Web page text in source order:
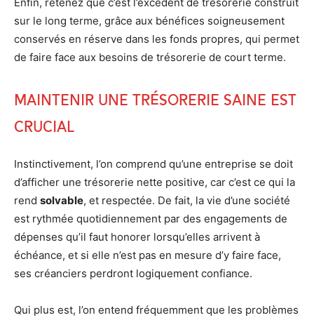
sur le long terme, grâce aux bénéfices soigneusement
conservés en réserve dans les fonds propres, qui permet
de faire face aux besoins de trésorerie de court terme.
Maintenir une trésorerie saine est
crucial
Instinctivement, l’on comprend qu’une entreprise se doit
d’afficher une trésorerie nette positive, car c’est ce qui la
rend solvable, et respectée. De fait, la vie d’une société
est rythmée quotidiennement par des engagements de
dépenses qu’il faut honorer lorsqu’elles arrivent à
échéance, et si elle n’est pas en mesure d’y faire face,
ses créanciers perdront logiquement confiance.
Qui plus est, l’on entend fréquemment que les problèmes